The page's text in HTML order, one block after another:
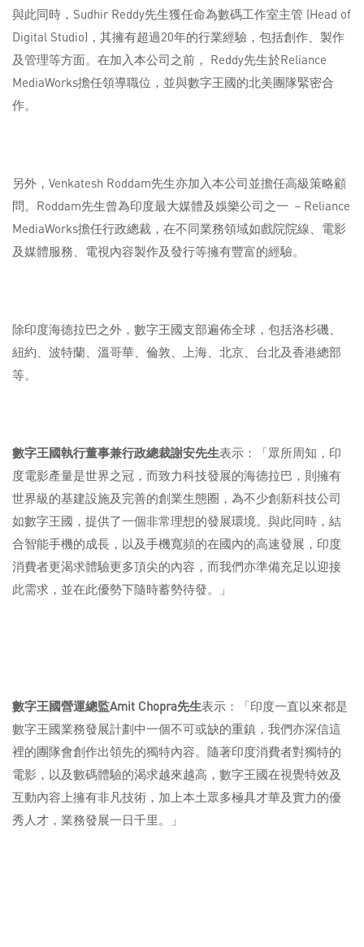
與此同時，Sudhir Reddy先生獲任命為數碼工作室主管 (Head of
Digital Studio)，其擁有超過20年的行業經驗，包括創作、製作
及管理等方面。在加入本公司之前， Reddy先生於Reliance
MediaWorks擔任領導職位，並與數字王國的北美團隊緊密合
作。
另外，Venkatesh Roddam先生亦加入本公司並擔任高級策略顧
問。Roddam先生曾為印度最大媒體及娛樂公司之一 －Reliance
MediaWorks擔任行政總裁，在不同業務領域如戲院院線、電影
及媒體服務、電視內容製作及發行等擁有豐富的經驗。
除印度海德拉巴之外，數字王國支部遍佈全球，包括洛杉磯、
紐約、波特蘭、溫哥華、倫敦、上海、北京、台北及香港總部
等。
數字王國執行董事兼行政總裁謝安先生表示：「眾所周知，印
度電影產量是世界之冠，而致力科技發展的海德拉巴，則擁有
世界級的基建設施及完善的創業生態圈，為不少創新科技公司
如數字王國，提供了一個非常理想的發展環境。與此同時，結
合智能手機的成長，以及手機寬頻的在國內的高速發展，印度
消費者更渴求體驗更多頂尖的內容，而我們亦準備充足以迎接
此需求，並在此優勢下隨時蓄勢待發。」
數字王國營運總監Amit Chopra先生表示：「印度一直以來都是
數字王國業務發展計劃中一個不可或缺的重鎮，我們亦深信這
裡的團隊會創作出領先的獨特內容。隨著印度消費者對獨特的
電影，以及數碼體驗的渴求越來越高，數字王國在視覺特效及
互動內容上擁有非凡技術，加上本土眾多極具才華及實力的優
秀人才，業務發展一日千里。」